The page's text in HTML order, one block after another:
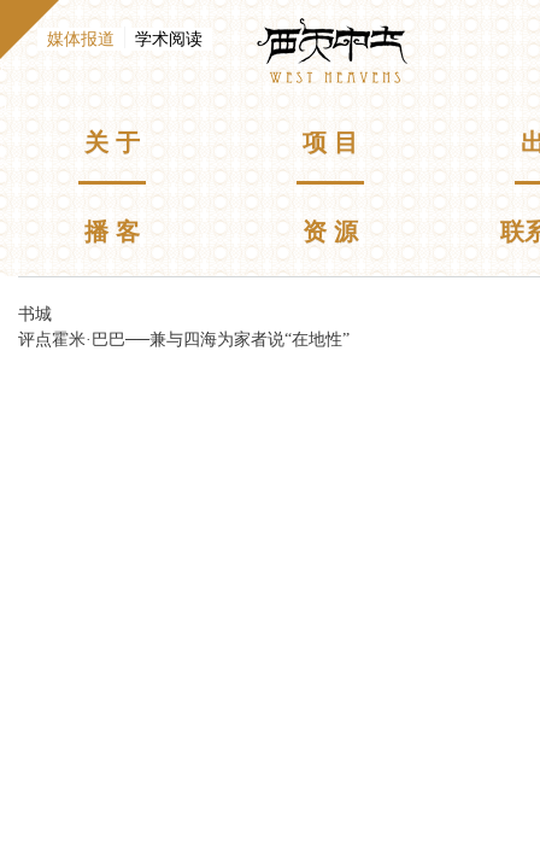
跳
转
到
主
要
内
容
Westheavens
E
n
h
主菜单 关 于 项 目
播 客 资 源 联
你在这里
书城
评点霍米·巴巴──兼与四海为家者说“在地性”
媒体报道
（活动标签）学术阅读